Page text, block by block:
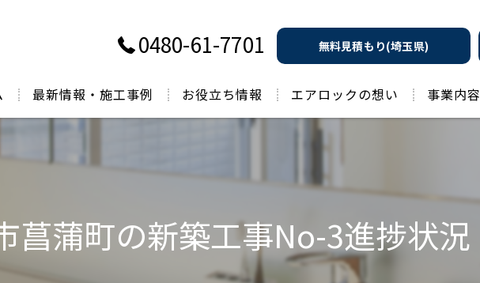
0480-61-7701 無料見積もり(埼玉県)
最新情報・施工事例 お役立ち情報 エアロックの想い 事業内容
菖蒲町の新築工事No-3進捗状況